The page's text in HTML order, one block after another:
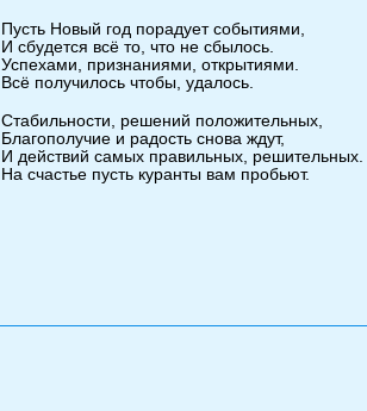
Пусть Новый год порадует событиями,
И сбудется всё то, что не сбылось.
Успехами, признаниями, открытиями.
Всё получилось чтобы, удалось.
Стабильности, решений положительных,
Благополучие и радость снова ждут,
И действий самых правильных, решительных.
На счастье пусть куранты вам пробьют.